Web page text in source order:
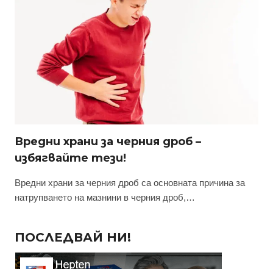
Вредни храни за черния дроб –
избягвайте тези!
Вредни храни за черния дроб са основната причина за
натрупването на мазнини в черния дроб,…
ПОСЛЕДВАЙ НИ!